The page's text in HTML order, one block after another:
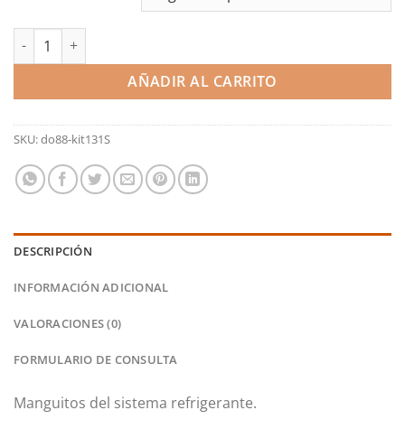
Manguitos del refrigerante - SAAB Turbo T8 81-89 (Do88)
AÑADIR AL CARRITO
SKU:do88-kit131S
DESCRIPCIÓN
INFORMACIÓN ADICIONAL
VALORACIONES (0)
FORMULARIO DE CONSULTA
Manguitos del sistema refrigerante.